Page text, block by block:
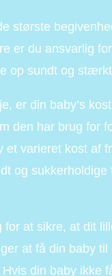
største
er du ansvarlig
op sundt og
er din baby’s
den har brug for
et varieret kost af
og
at sikre, at dit
at få din baby
din baby ikke